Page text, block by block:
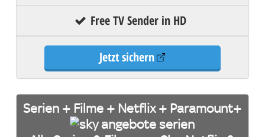
Free TV Sender in HD
Jetzt sichern
Serien + Filme + Netflix + Paramount+